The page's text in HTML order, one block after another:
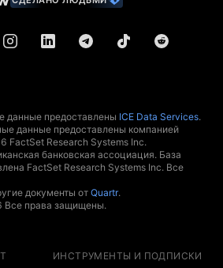
данные предоставлены ICE Data Services.
данные предоставлены компанией
FactSet Research Systems Inc.
банковская ассоциация. База
FactSet Research Systems Inc. Все
документы от Quartr.
Все права защищены.
ИНСТРУМЕНТЫ И ПОДПИСКИ